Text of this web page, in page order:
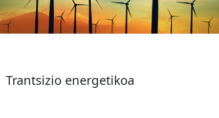
Trantsizio energetikoa